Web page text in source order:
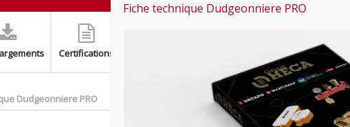
Certifications Español
Dudgeonniere PRO
Fiche technique Dudgeonniere PRO